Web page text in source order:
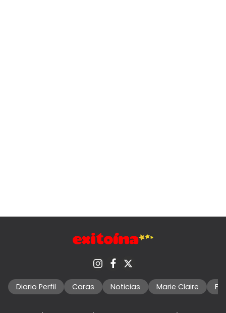
Diario Perfil Caras Noticias Marie Claire